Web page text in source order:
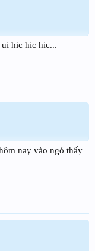
ui hic hic hic...
nay vào ngó thấy